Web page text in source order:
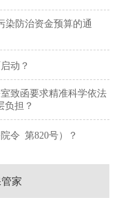
染防治资金预算的通
动？
致函要求精准科学依法
负担？
令 第820号）？
家